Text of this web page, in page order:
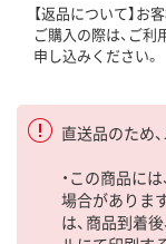
【返品について】お
ご購入の際は、ご利
申し込みください。
直送品のため
・この商品に
場合がありま
は、商品到着